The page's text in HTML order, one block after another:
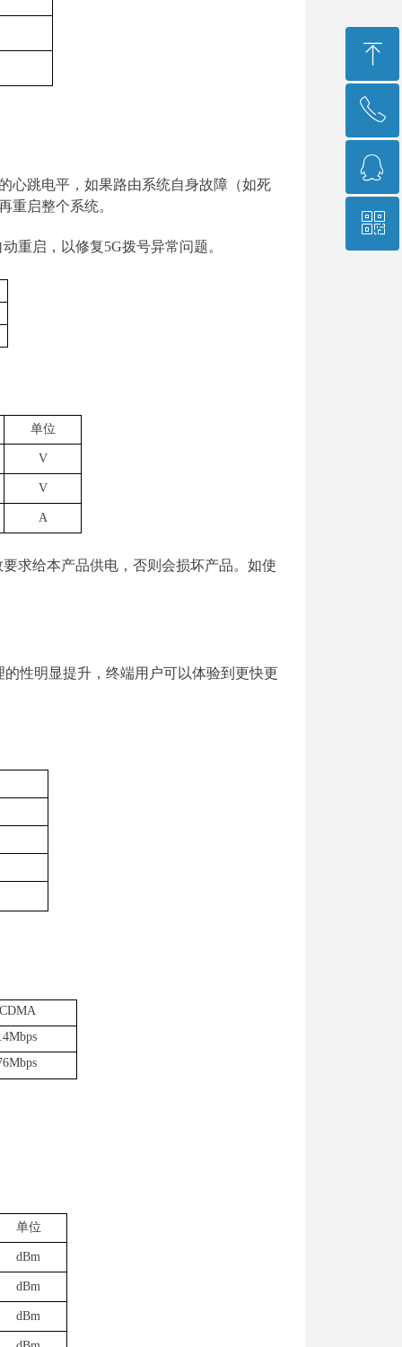
心跳电平，如果路由系统自身故障（如死
重启整个系统。
重启，以修复5G拨号异常问题。
单位
V
V
A
求给本产品供电，否则会损坏产品。如使
的性明显提升，终端用户可以体验到更快更
Mbps
Mbps
单位
dBm
dBm
dBm
ꁸ
回到顶部
ꂅ
ꁗ
751573541
ꀥ